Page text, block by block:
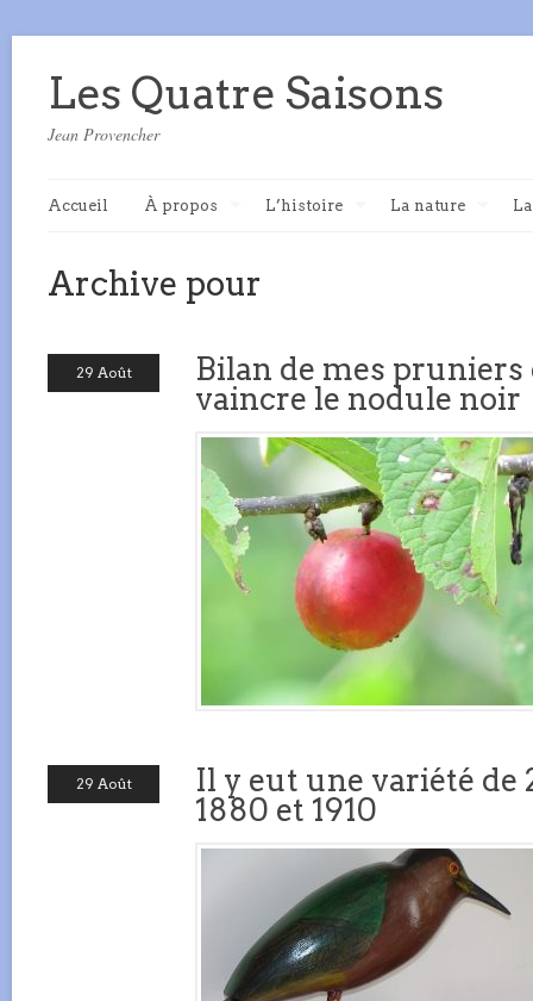
Les Quatre Saisons
Jean Provencher
Accueil À propos L’histoire La nature
Archive pour
29 Août
Bilan de mes pruniers
vaincre le nodule noir
29 Août
Il y eut une variété de
1880 et 1910